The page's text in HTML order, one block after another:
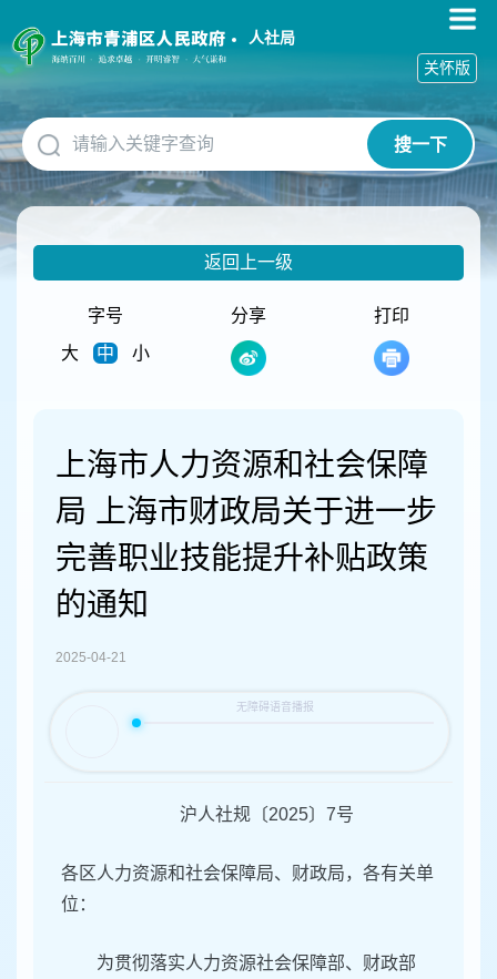
障
碍
作
说
明
跳
到
网
人社局
搜一下
关怀版
返回上一级
字号
大
中 小
分享 打印
上海市人力资源和社会保障
局 上海市财政局关于进一步
完善职业技能提升补贴政策
的通知
2025-04-21
沪人社规〔2025〕7号
各区人力资源和社会保障局、财政局，各有关单
位：
为贯彻落实人力资源社会保障部、财政部